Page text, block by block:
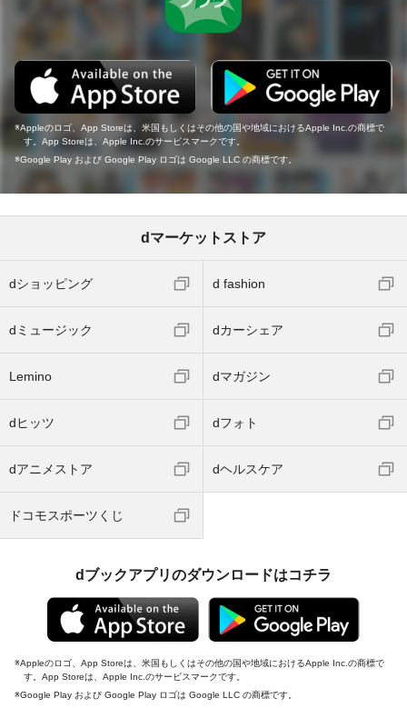
Appleのロゴ、App Storeは、米国もしくはその他の国や地域におけるApple Inc.の商標で
す。App Storeは、Apple Inc.のサービスマークです。
Google Play および Google Play ロゴは Google LLC の商標です。
dマーケットストア
dショッピング d fashion
dミュージック dカーシェア
Lemino dマガジン
dヒッツ dフォト
dアニメストア dヘルスケア
ドコモスポーツくじ
dブックアプリのダウンロードはコチラ
Appleのロゴ、App Storeは、米国もしくはその他の国や地域におけるApple Inc.の商標で
す。App Storeは、Apple Inc.のサービスマークです。
Google Play および Google Play ロゴは Google LLC の商標です。